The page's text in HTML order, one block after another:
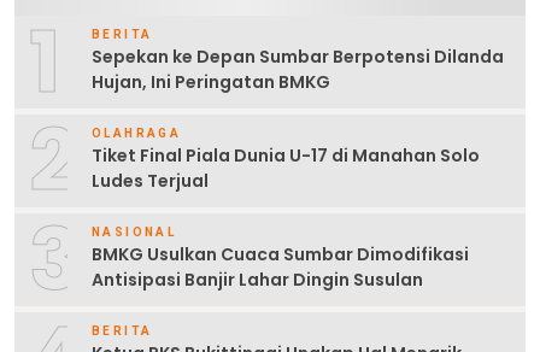
1 BERITA
Sepekan ke Depan Sumbar Berpotensi Dilanda
Hujan, Ini Peringatan BMKG
2 OLAHRAGA
Tiket Final Piala Dunia U-17 di Manahan Solo
Ludes Terjual
3 NASIONAL
BMKG Usulkan Cuaca Sumbar Dimodifikasi
Antisipasi Banjir Lahar Dingin Susulan
BERITA